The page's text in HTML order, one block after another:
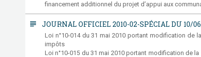
financement additionnel du projet d’appui aux
subject JOURNAL OFFICIEL 2010-02-SPÉCIAL DU 10/
Loi n°10-014 du 31 mai 2010 portant modification de
impôts
Loi n°10-015 du 31 mai 2010 portant modification de